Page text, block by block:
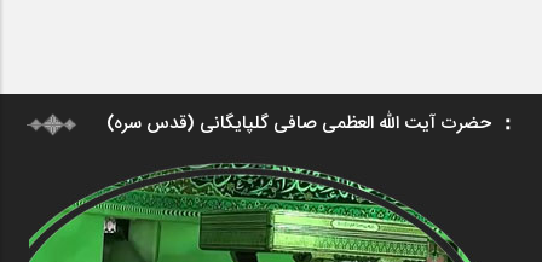
حضرت آیت الله العظمی صافی گلپایگانی (قدس سره)